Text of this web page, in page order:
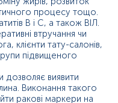
процесу тощо.
В і С, а також ВІЛ.
втручання чи
клієнти тату-салонів,
підвищеного
дозволяє виявити
Виконання такого
ракові маркери на